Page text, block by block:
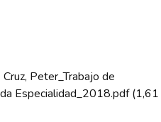
Peter_Trabajo de
Especialidad_2018.pdf(1,61